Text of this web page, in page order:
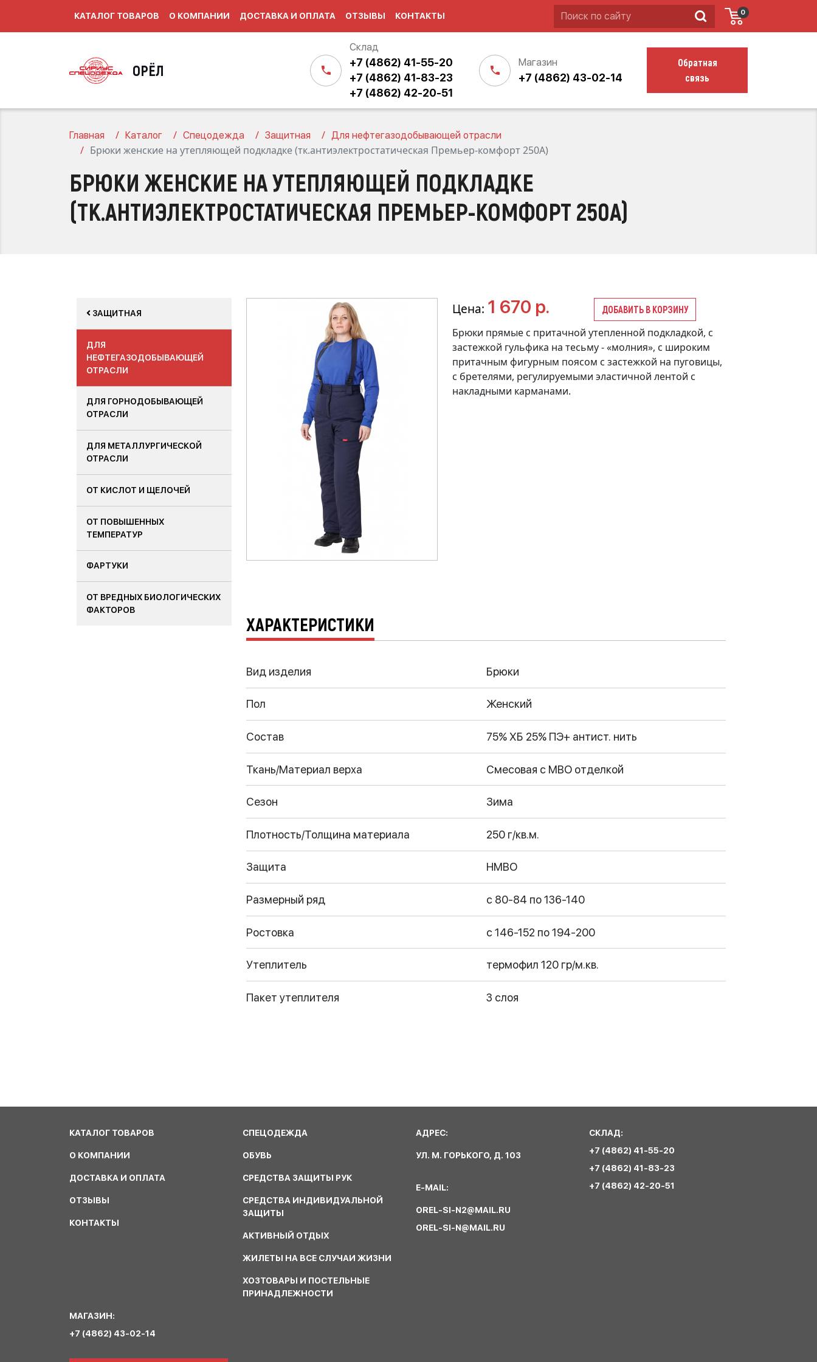
КАТАЛОГ ТОВАРОВ О КОМПАНИИ ДОСТАВКА И ОПЛАТА ОТЗЫВЫ КОНТАКТЫ 0
ОРЁЛ
Склад
+7 (4862) 41-55-20
+7 (4862) 41-83-23
+7 (4862) 42-20-51
Магазин
+7 (4862) 43-02-14
Обратная
связь
Главная Каталог Спецодежда Защитная Для нефтегазодобывающей отрасли
Брюки женские на утепляющей подкладке (тк.антиэлектростатическая Премьер-комфорт 250А)
БРЮКИ ЖЕНСКИЕ НА УТЕПЛЯЮЩЕЙ ПОДКЛАДКЕ
(ТК.АНТИЭЛЕКТРОСТАТИЧЕСКАЯ ПРЕМЬЕР-КОМФОРТ 250А)
ЗАЩИТНАЯ
ДЛЯ
НЕФТЕГАЗОДОБЫВАЮЩЕЙ
ОТРАСЛИ
ДЛЯ ГОРНОДОБЫВАЮЩЕЙ
ОТРАСЛИ
ДЛЯ МЕТАЛЛУРГИЧЕСКОЙ
ОТРАСЛИ
ОТ КИСЛОТ И ЩЕЛОЧЕЙ
ОТ ПОВЫШЕННЫХ
ТЕМПЕРАТУР
ФАРТУКИ
ОТ ВРЕДНЫХ БИОЛОГИЧЕСКИХ
ФАКТОРОВ
Цена: 1 670 р. ДОБАВИТЬ В КОРЗИНУ
Брюки прямые с притачной утепленной подкладкой, с
застежкой гульфика на тесьму - «молния», с широким
притачным фигурным поясом с застежкой на пуговицы,
с бретелями, регулируемыми эластичной лентой с
накладными карманами.
ХАРАКТЕРИСТИКИ
Вид изделия Брюки
Пол Женский
Состав 75% ХБ 25% ПЭ+ антист. нить
Ткань/Материал верха Смесовая с МВО отделкой
Сезон Зима
Плотность/Толщина материала 250 г/кв.м.
Защита НМВО
Размерный ряд с 80-84 по 136-140
Ростовка с 146-152 по 194-200
Утеплитель термофил 120 гр/м.кв.
Пакет утеплителя 3 слоя
КАТАЛОГ ТОВАРОВ
О КОМПАНИИ
ДОСТАВКА И ОПЛАТА
ОТЗЫВЫ
КОНТАКТЫ
СПЕЦОДЕЖДА
ОБУВЬ
СРЕДСТВА ЗАЩИТЫ РУК
СРЕДСТВА ИНДИВИДУАЛЬНОЙ
ЗАЩИТЫ
АКТИВНЫЙ ОТДЫХ
ЖИЛЕТЫ НА ВСЕ СЛУЧАИ ЖИЗНИ
ХОЗТОВАРЫ И ПОСТЕЛЬНЫЕ
ПРИНАДЛЕЖНОСТИ
АДРЕС:
УЛ. М. ГОРЬКОГО, Д. 103
E-MAIL:
OREL-SI-N2@MAIL.RU
OREL-SI-N@MAIL.RU
СКЛАД:
+7 (4862) 41-55-20
+7 (4862) 41-83-23
+7 (4862) 42-20-51
МАГАЗИН:
+7 (4862) 43-02-14